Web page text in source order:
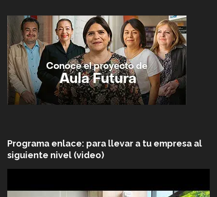
Programa enlace: para llevar a tu empresa al
siguiente nivel (video)